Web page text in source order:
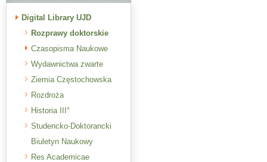
Digital Library UJD
Rozprawy doktorskie
Czasopisma Naukowe
Wydawnictwa zwarte
Ziemia Częstochowska
Rozdroża
Historia III°
Studencko-Doktorancki
Biuletyn Naukowy
Res Academicae